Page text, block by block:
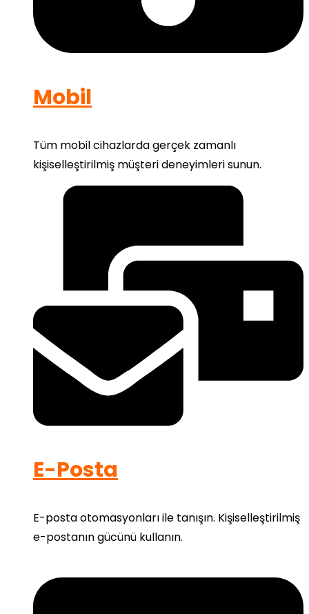
Mobil
Tüm mobil cihazlarda gerçek zamanlı
kişiselleştirilmiş müşteri deneyimleri sunun.
E-Posta
E-posta otomasyonları ile tanışın. Kişiselleştirilmiş
e-postanın gücünü kullanın.